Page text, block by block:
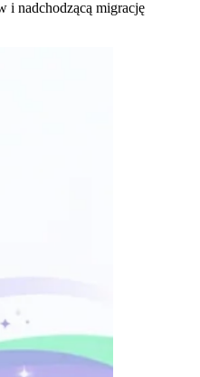
i nadchodzącą migrację